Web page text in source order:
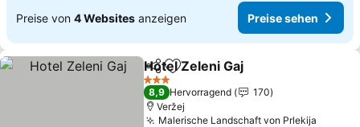
Preise von 4 Websites anzeigen Preise sehen
TeilenZu Favoriten hinzufügen
Hotel Zeleni Gaj
3 Sterne
8,9 Hervorragend
170
Veržej
Malerische Landschaft von Prlekija